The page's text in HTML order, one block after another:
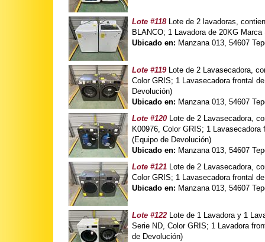
Lote #118Lote de 2 lavadoras,
BLANCO; 1 Lavadora de 20KG
Ubicado en: Manzana 013, 54607
Lote #119Lote de 2 Lavasecadora,
Color GRIS; 1 Lavasecadora frontal
Devolución)
Ubicado en: Manzana 013, 54607
Lote #120 Lote de 2 Lavasecadora,
K00976, Color GRIS; 1
(Equipo de Devolución)
Ubicado en: Manzana 013, 54607
Lote #121 Lote de 2 Lavasecadora,
Color GRIS; 1 Lavasecadora frontal
Ubicado en: Manzana 013, 54607
Lote #122 Lote de 1 Lavadora y 1
Serie ND, Color GRIS; 1 Lavadora
de Devolución)